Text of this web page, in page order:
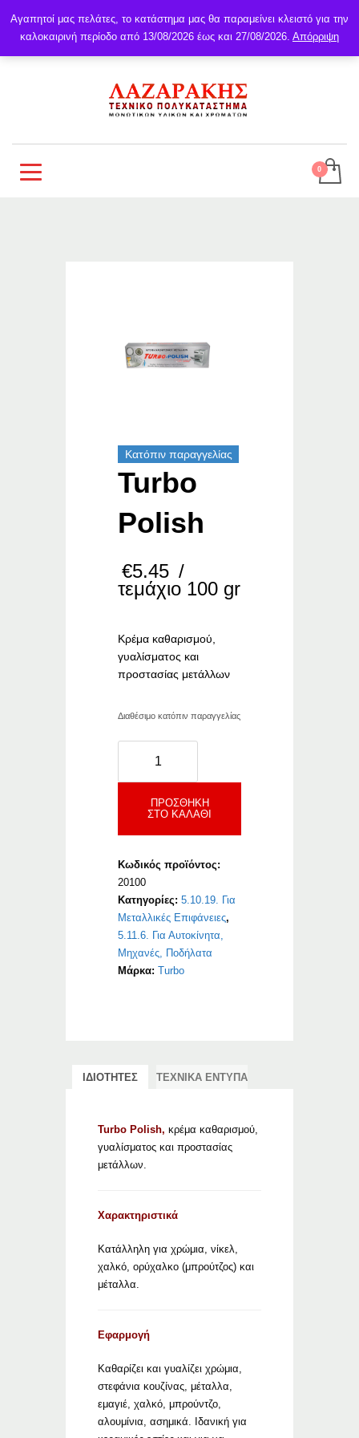
Κατόπιν παραγγελίας
Turbo
Polish
€5.45 /
τεμάχιο 100 gr
Κρέμα καθαρισμού,
γυαλίσματος και
προστασίας μετάλλων
Διαθέσιμο κατόπιν παραγγελίας
ποσότητα
ΠΡΟΣΘΉΚΗ
ΣΤΟ ΚΑΛΆΘΙ
Κωδικός προϊόντος:
20100
Κατηγορίες:5.10.19. Για
Μεταλλικές Επιφάνειες,
5.11.6. Για Αυτοκίνητα,
Μηχανές, Ποδήλατα
Μάρκα:Turbo
ΙΔΙΟΤΗΤΕΣ ΤΕΧΝΙΚΑ ΕΝΤΥΠΑ
Turbo Polish, κρέμα καθαρισμού,
γυαλίσματος και προστασίας
μετάλλων.
Χαρακτηριστικά
Κατάλληλη για χρώμια, νίκελ,
χαλκό, ορύχαλκο (μπρούτζος) και
μέταλλα.
Εφαρμογή
Καθαρίζει και γυαλίζει χρώμια,
στεφάνια κουζίνας, μέταλλα,
εμαγιέ, χαλκό, μπρούντζο,
αλουμίνια, ασημικά. Ιδανική για
Αγαπητοί μας πελάτες, το κατάστημα μας θα παραμείνει κλειστό για την
καλοκαιρινή περίοδο από 13/08/2026 έως και 27/08/2026. Απόρριψη